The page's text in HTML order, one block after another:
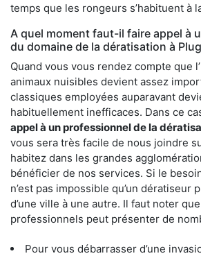
temps que les rongeurs s’habituent à
A quel moment faut-il faire appel à
du domaine de la dératisation à
Quand vous vous rendez compte que
animaux nuisibles devient assez
classiques employées auparavant
habituellement inefficaces. Dans ce
appel à un professionnel de la
vous sera très facile de nous joindre
habitez dans les grandes
bénéficier de nos services. Si le
n’est pas impossible qu’un dératiseur
d’une ville à une autre. Il faut noter
professionnels peut présenter de
Pour vous débarrasser d’une